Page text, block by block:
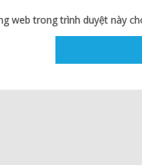
web trong trình duyệt này